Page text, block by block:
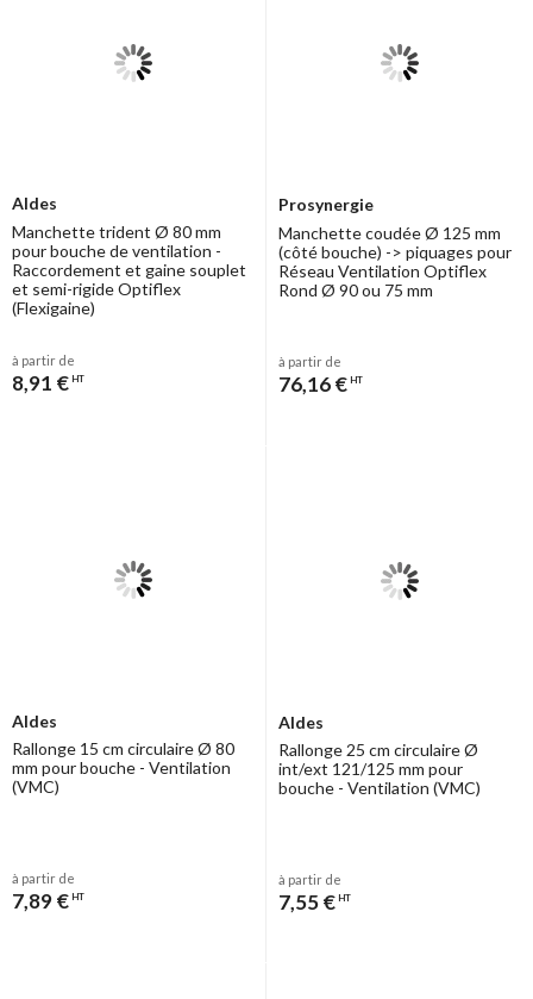
Aldes
Manchette trident Ø 80 mm
pour bouche de ventilation -
Raccordement et gaine souplet
et semi-rigide Optiflex
(Flexigaine)
à partir de
8,91 € HT
Prosynergie
Manchette coudée Ø 125 mm
(côté bouche) -> piquages pour
Réseau Ventilation Optiflex
Rond Ø 90 ou 75 mm
à partir de
76,16 € HT
Aldes
Rallonge 15 cm circulaire Ø 80
mm pour bouche - Ventilation
(VMC)
à partir de
7,89 € HT
Aldes
Rallonge 25 cm circulaire Ø
int/ext 121/125 mm pour
bouche - Ventilation (VMC)
à partir de
7,55 € HT